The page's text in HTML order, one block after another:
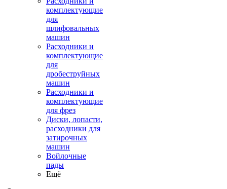
комплектующие
для
шлифовальных
машин
Расходники и
комплектующие
для
дробеструйных
машин
Расходники и
комплектующие
для фрез
Диски, лопасти,
расходники для
затирочных
машин
Войлочные
пады
Ещё